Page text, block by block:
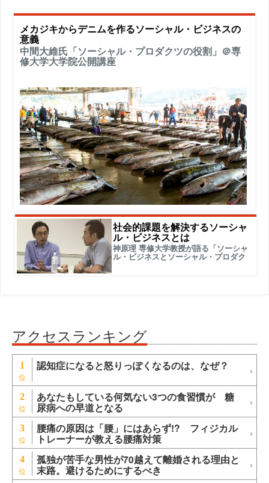
メカジキからデニムを作るソーシャル・ビジネスの
意義
中間大維氏「ソーシャル・プロダクツの役割」＠専
修大学大学院公開講座
社会的課題を解決するソーシャ
ル・ビジネスとは
神原理 専修大学教授が語る「ソーシャ
ル・ビジネスとソーシャル・プロダク
アクセスランキング
1 認知症になると怒りっぽくなるのは、なぜ？
2 あなたもしている何気ない3つの食習慣が 糖
尿病への早道となる
3 腰痛の原因は「腰」にはあらず!? フィジカル
トレーナーが教える腰痛対策
4 孤独が苦手な男性が70越えて離婚される理由と
末路。避けるためにするべき